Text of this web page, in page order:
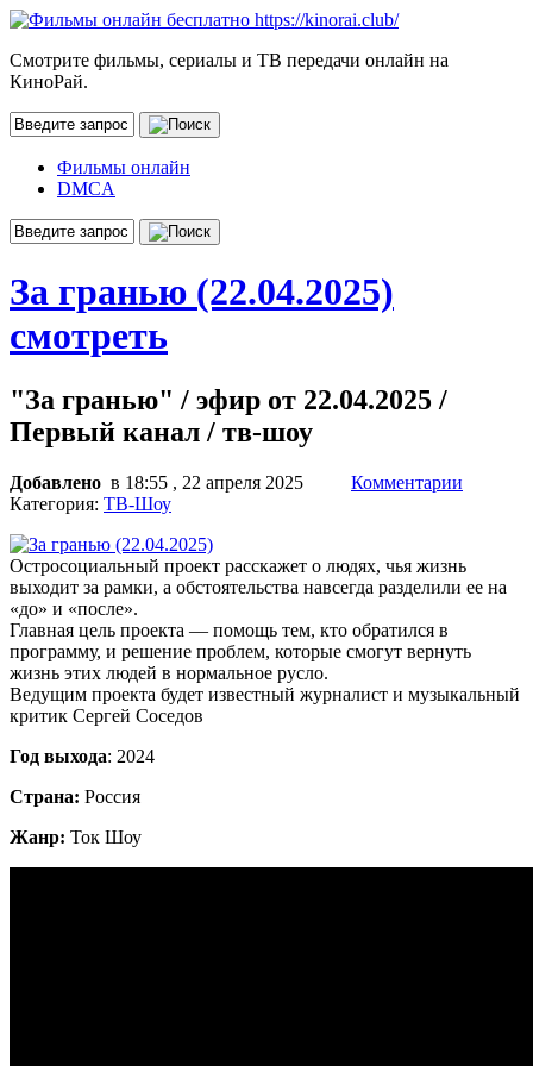
Смотрите фильмы, сериалы и ТВ передачи онлайн на
КиноРай.
Фильмы онлайн
DMCA
За гранью (22.04.2025)
смотреть
"За гранью" / эфир от 22.04.2025 /
Первый канал / тв-шоу
Добавлено в 18:55 , 22 апреля 2025
Комментарии
Категория: ТВ-Шоу
Остросоциальный проект расскажет о людях, чья жизнь
выходит за рамки, а обстоятельства навсегда разделили ее на
«до» и «после».
Главная цель проекта — помощь тем, кто обратился в
программу, и решение проблем, которые смогут вернуть
жизнь этих людей в нормальное русло.
Ведущим проекта будет известный журналист и музыкальный
критик Сергей Соседов
Год выхода: 2024
Страна: Россия
Жанр: Ток Шоу